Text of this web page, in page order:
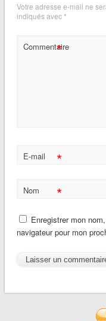
Votre adresse e-mail ne
indiqués avec*
Commentaire
*
E-mail *
Nom *
Enregistrer mon
navigateur pour mon